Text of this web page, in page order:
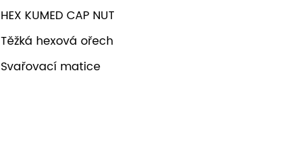
HEX KUMED CAP NUT
Těžká hexová ořech
Svařovací matice